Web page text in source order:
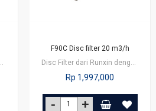
F90C Disc filter 20 m3/h
Rp 1,997,000